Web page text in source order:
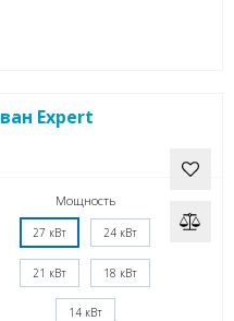
Expert
Мощность
27 кВт 24 кВт
21 кВт 18 кВт
14 кВт